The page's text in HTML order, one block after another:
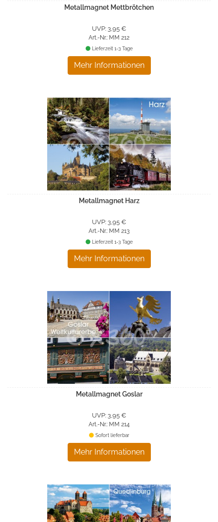
Metallmagnet Mettbrötchen
UVP: 3,95 €
Art.-Nr.: MM 212
Mehr Informationen
Lieferzeit 1-3 Tage
Metallmagnet Harz
UVP: 3,95 €
Art.-Nr.: MM 213
Mehr Informationen
Lieferzeit 1-3 Tage
Metallmagnet Goslar
UVP: 3,95 €
Art.-Nr.: MM 214
Mehr Informationen
Sofort lieferbar